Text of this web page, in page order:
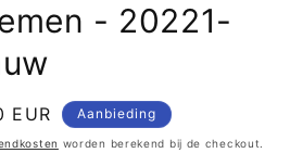
- 20221-
EUR Aanbieding
worden berekend bij de checkout.